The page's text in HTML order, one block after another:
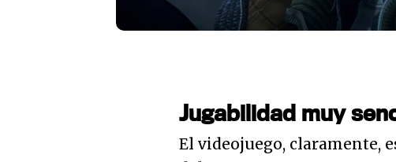
Jugabilidad muy
El videojuego, claramente,